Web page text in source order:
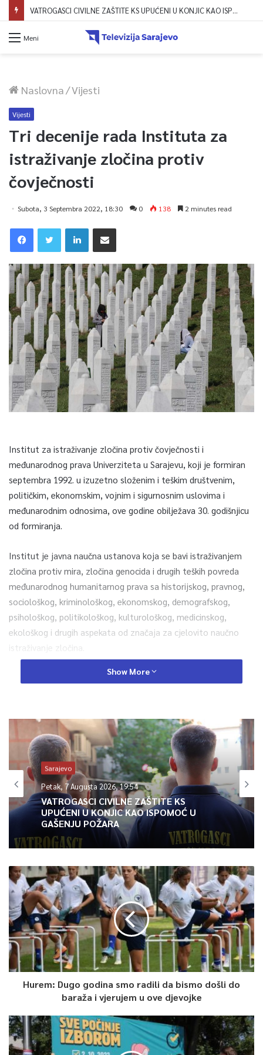
Dova za domovinu i zikir u Ratnoj džamiji: U sklopu manifestacije „Odbrana BiH – Igman 2026“ odana počast herojima
Meni
Naslovna/Vijesti
Vijesti
Tri decenije rada Instituta za
istraživanje zločina protiv
čovječnosti
Subota, 3 Septembra 2022, 18:30 0 138 2 minutes read
Institut za istraživanje zločina protiv čovječnosti i
međunarodnog prava Univerziteta u Sarajevu, koji je formiran
septembra 1992. u izuzetno složenim i teškim društvenim,
političkim, ekonomskim, vojnim i sigurnosnim uslovima i
međunarodnim odnosima, ove godine obilježava 30. godišnjicu
od formiranja.
Institut je javna naučna ustanova koja se bavi istraživanjem
zločina protiv mira, zločina genocida i drugih teških povreda
međunarodnog humanitarnog prava sa historijskog, pravnog,
sociološkog, kriminološkog, ekonomskog, demografskog,
psihološkog, politikološkog, kulturološkog, medicinskog,
ekološkog i drugih aspekata od značaja za cjelovito naučno
istraživanje zločina.
Institut je formiran 4. septembra 1992. na osnovu Uredbe sa
Formiranje Instituta bila je realizacija odredbe Platforme za
djelovanje Predsjedništva RBiH u ratnim uslovima od 26. juna
1992. godine. U tom kontekstu Vlada RBiH donijela je Rješenje
o imenovanju prvog Upravnog odbora Instituta u sljedećem
sastavu: Ivan Cvitković, predsjednik, Atif Purivatra, zamjenik
predsjednika, Mirko Pejanović, član, Bećir Macić, član, Ivan
Lovrenović, član, Nijaz Duraković, član i Munib Maglajlić, član.
Institut je formiran u teškim uslovima agresije na Republiku
opsade Sarajeva.
Od osnivanja do danas djelatnost Instituta bila je usmjerena
naročito na istraživanje planiranja, pripremanja, započinjanja i
vođenja agresorskog rata ili rata kojim se krše međunarodni
ugovori, sporazumi ili garancije ili učestvovanje u nekom
zajedničkom planu ili zavjeri za izvršenje bilo kog od navedenih
djela, zatim povreda ratnih zakona i ratnih običaja, ubistvo,
zlostavljanje ili odvođenje na prinudni rad ili za koji drugi cilj
civilnog stanovništva okupirane teritorije ili u okupiranu
teritoriju, ubistvo ili zlostavljanje ratnih zarobljenika ili lica na
umoru, ubijanje talaca, pljačkanje javne ili privatne imovine,
namjerno razaranje gradova ili sela ili pustošenje
Show More
Sarajevo
Petak, 7 Augusta 2026, 19:54
VATROGASCI CIVILNE ZAŠTITE KS
UPUĆENI U KONJIC KAO ISPOMOĆ U
GAŠENJU POŽARA
Hurem: Dugo godina smo radili da bismo došli do
baraža i vjerujem u ove djevojke